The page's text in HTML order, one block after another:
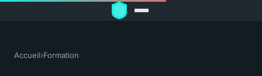
Accueil›Formation